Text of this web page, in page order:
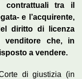
contrattuali tra il
e l’acquirente,
diritto di licenza
venditore che, in
a vendere.
di giustizia (in